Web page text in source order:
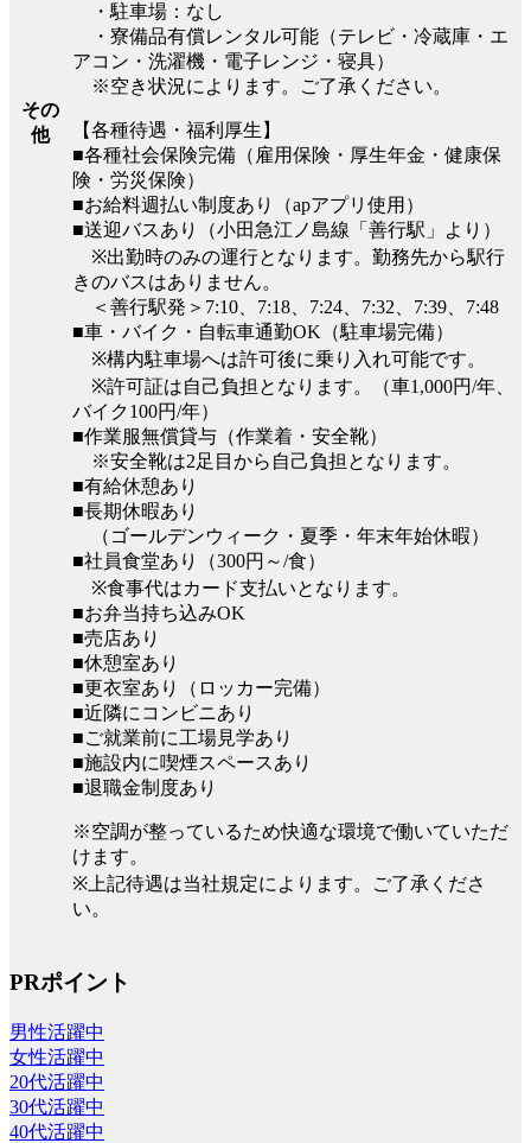
その
他
・駐車場：なし
・寮備品有償レンタル可能（テレビ・冷蔵庫・エ
アコン・洗濯機・電子レンジ・寝具）
※空き状況によります。ご了承ください。
【各種待遇・福利厚生】
■各種社会保険完備（雇用保険・厚生年金・健康保
険・労災保険）
■お給料週払い制度あり（apアプリ使用）
■送迎バスあり（小田急江ノ島線「善行駅」より）
※出勤時のみの運行となります。勤務先から駅行
きのバスはありません。
＜善行駅発＞7:10、7:18、7:24、7:32、7:39、7:48
■車・バイク・自転車通勤OK（駐車場完備）
※構内駐車場へは許可後に乗り入れ可能です。
※許可証は自己負担となります。（車1,000円/年、
バイク100円/年）
■作業服無償貸与（作業着・安全靴）
※安全靴は2足目から自己負担となります。
■有給休憩あり
■長期休暇あり
（ゴールデンウィーク・夏季・年末年始休暇）
■社員食堂あり（300円～/食）
※食事代はカード支払いとなります。
■お弁当持ち込みOK
■売店あり
■休憩室あり
■更衣室あり（ロッカー完備）
■近隣にコンビニあり
■ご就業前に工場見学あり
■施設内に喫煙スペースあり
■退職金制度あり
※空調が整っているため快適な環境で働いていただ
けます。
※上記待遇は当社規定によります。ご了承くださ
い。
PRポイント
男性活躍中
女性活躍中
20代活躍中
30代活躍中
40代活躍中